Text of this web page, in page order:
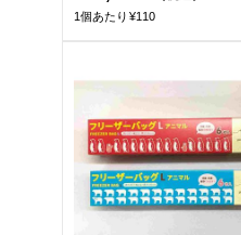
1個あたり¥110